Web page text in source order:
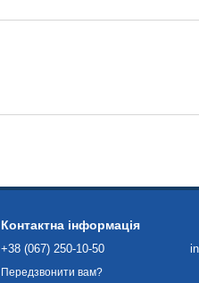
Контактна інформація
+38 (067) 250-10-50
Передзвонити вам?